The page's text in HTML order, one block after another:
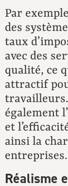
Par
des
taux
avec des
qualité, ce
attractif
également
et
ainsi la
entreprises.
Réalisme